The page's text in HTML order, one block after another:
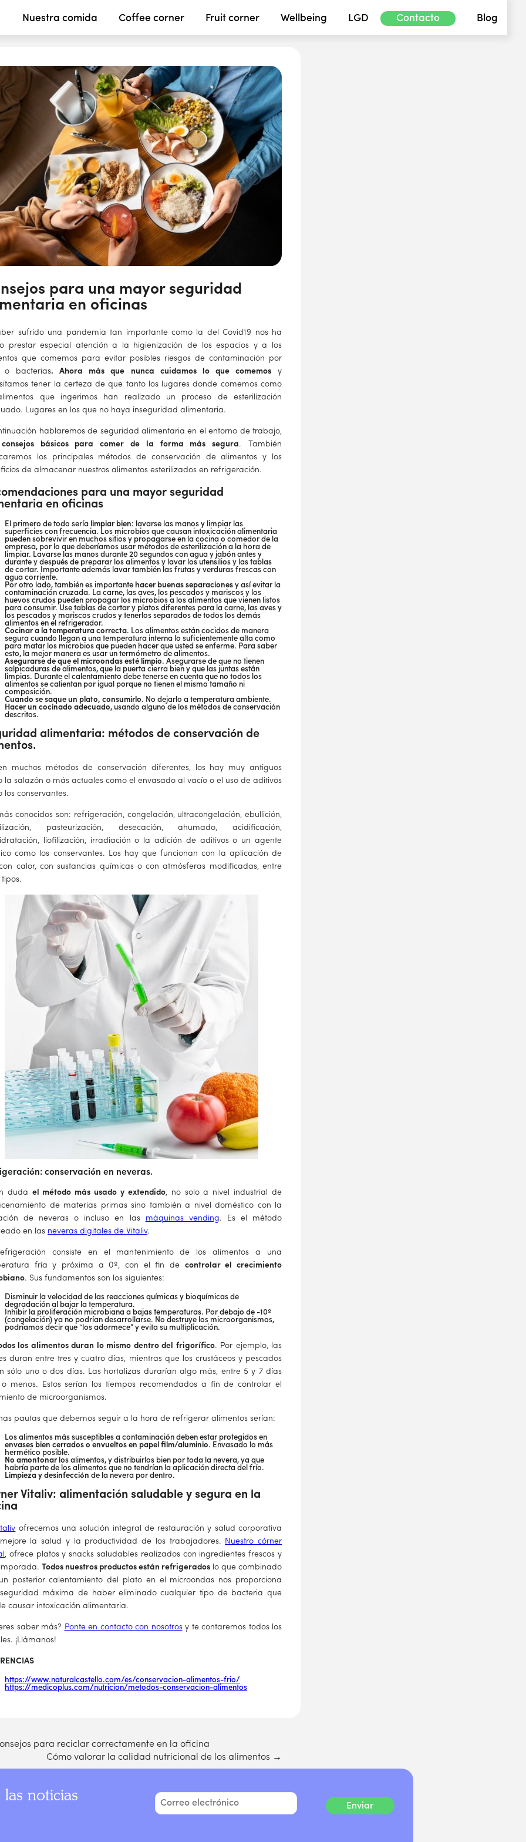
Nuestra comida Coffee corner Fruit corner Wellbeing LGD Contacto Blog
para una mayor seguridad
en oficinas
sufrido una pandemia tan importante como la del Covid19 nos ha
prestar especial atención a la higienización de los espacios y a los
que comemos para evitar posibles riesgos de contaminación por
o bacterias. Ahora más que nunca cuidamos lo que comemosy
tener la certeza de que tanto los lugares donde comemos como
que ingerimos han realizado un proceso de esterilización
Lugares en los que no haya inseguridad alimentaria.
hablaremos de seguridad alimentaria en el entorno de trabajo,
consejos básicos para comer de la forma más segura. También
los principales métodos de conservación de alimentos y los
de almacenar nuestros alimentos esterilizados en refrigeración.
para una mayor seguridad
en oficinas
El primero de todo sería limpiar bien: lavarse las manos y limpiar las
superficies con frecuencia. Los microbios que causan intoxicación alimentaria
pueden sobrevivir en muchos sitios y propagarse en la cocina o comedor de la
empresa, por lo que deberíamos usar métodos de esterilización a la hora de
limpiar. Lavarse las manos durante 20 segundos con agua y jabón antes y
durante y después de preparar los alimentos y lavar los utensilios y las tablas
de cortar. Importante además lavar también las frutas y verduras frescas con
agua corriente.
Por otro lado, también es importante hacer buenas separaciones y así evitar la
contaminación cruzada. La carne, las aves, los pescados y mariscos y los
huevos crudos pueden propagar los microbios a los alimentos que vienen listos
para consumir. Use tablas de cortar y platos diferentes para la carne, las aves y
los pescados y mariscos crudos y tenerlos separados de todos los demás
alimentos en el refrigerador.
Cocinar a la temperatura correcta. Los alimentos están cocidos de manera
segura cuando llegan a una temperatura interna lo suficientemente alta como
para matar los microbios que pueden hacer que usted se enferme. Para saber
esto, la mejor manera es usar un termómetro de alimentos.
Asegurarse de que el microondas esté limpio. Asegurarse de que no tienen
salpicaduras de alimentos, que la puerta cierra bien y que las juntas están
limpias. Durante el calentamiento debe tenerse en cuenta que no todos los
alimentos se calientan por igual porque no tienen el mismo tamaño ni
composición.
Cuando se saque un plato, consumirlo. No dejarlo a temperatura ambiente.
Hacer un cocinado adecuado, usando alguno de los métodos de conservación
descritos.
alimentaria: métodos de conservación de
muchos métodos de conservación diferentes, los hay muy antiguos
la salazón o más actuales como el envasado al vacío o el uso de aditivos
los conservantes.
conocidos son: refrigeración, congelación, ultracongelación, ebullición,
pasteurización, desecación, ahumado, acidificación,
liofilización, irradiación o la adición de aditivos o un agente
como los conservantes. Los hay que funcionan con la aplicación de
calor, con sustancias químicas o con atmósferas modificadas, entre
conservación en neveras.
duda el método más usado y extendido, no solo a nivel industrial de
de materias primas sino también a nivel doméstico con la
de neveras o incluso en las máquinas vending. Es el método
en las neveras digitales de Vitaliv.
consiste en el mantenimiento de los alimentos a una
fría y próxima a 0º, con el fin de controlar el crecimiento
. Sus fundamentos son los siguientes:
Disminuir la velocidad de las reacciones químicas y bioquímicas de
degradación al bajar la temperatura.
Inhibir la proliferación microbiana a bajas temperaturas. Por debajo de -10º
(congelación) ya no podrían desarrollarse. No destruye los microorganismos,
podríamos decir que “los adormece” y evita su multiplicación.
los alimentos duran lo mismo dentro del frigorífico. Por ejemplo, las
duran entre tres y cuatro días, mientras que los crustáceos y pescados
sólo uno o dos días. Las hortalizas durarían algo más, entre 5 y 7 días
menos. Estos serían los tiempos recomendados a fin de controlar el
de microorganismos.
pautas que debemos seguir a la hora de refrigerar alimentos serían:
Los alimentos más susceptibles a contaminación deben estar protegidos en
envases bien cerrados o envueltos en papel film/aluminio. Envasado lo más
hermético posible.
No amontonarlos alimentos, y distribuirlos bien por toda la nevera, ya que
habría parte de los alimentos que no tendrían la aplicación directa del frío.
Limpieza y desinfección de la nevera por dentro.
Vitaliv: alimentación saludable y segura en la
ofrecemos una solución integral de restauración y salud corporativa
la salud y la productividad de los trabajadores. Nuestro córner
, ofrece platos y snacks saludables realizados con ingredientes frescos y
Todos nuestros productos están refrigerados lo que combinado
posterior calentamiento del plato en el microondas nos proporciona
máxima de haber eliminado cualquier tipo de bacteria que
causar intoxicación alimentaria.
saber más? Ponte en contacto con nosotrosy te contaremos todos los
¡Llámanos!
https://www.naturalcastello.com/es/conservacion-alimentos-frio/
https://medicoplus.com/nutricion/metodos-conservacion-alimentos
para reciclar correctamente en la oficina
Cómo valorar la calidad nutricional de los alimentos →
las noticias